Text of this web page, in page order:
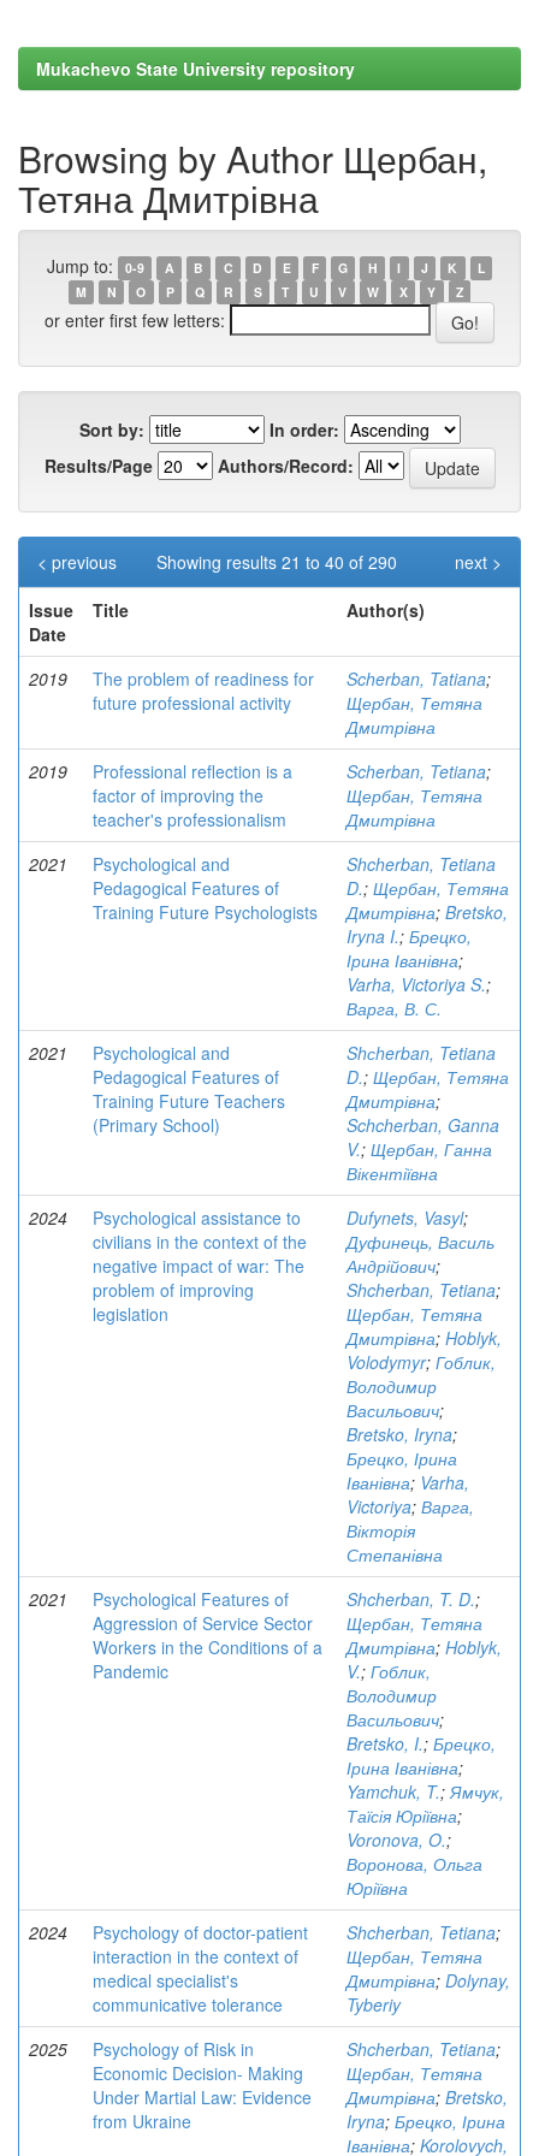
Mukachevo State University repository
Browsing by Author Щербан,
Тетяна Дмитрівна
Jump to: 0-9 A B C D E F G H I J K
L
M
N O P Q R S T U V W X Y Z
or enter first few letters:
Sort by:
In order:
Results/Page
Authors/Record:
Showing results 21 to 40 of 290
< previous
next >
Issue
Date
Title Author(s)
2019
The problem of readiness for
future professional activity
Scherban, Tatiana;
Щербан, Тетяна
Дмитрівна
2019
Professional reflection is a
factor of improving the
teacher's professionalism
Scherban, Tetiana;
Щербан, Тетяна
Дмитрівна
2021
Psychological and
Pedagogical Features of
Training Future Psychologists
Shcherban, Tetiana
D.; Щербан, Тетяна
Дмитрівна; Bretsko,
Iryna I.; Брецко,
Ірина Іванівна;
Varha, Victoriya S.;
Варга, В. С.
2021
Psychological and
Pedagogical Features of
Training Future Teachers
(Primary School)
Shсherban, Tetiana
D.; Щербан, Тетяна
Дмитрівна;
Schcherban, Ganna
V.; Щербан, Ганна
Вікентіївна
2024
Psychological assistance to
civilians in the context of the
negative impact of war: The
problem of improving
legislation
Dufynets, Vasyl;
Дуфинець, Василь
Андрійович;
Shcherban, Tetiana;
Щербан, Тетяна
Дмитрівна; Hoblyk,
Volodymyr; Гоблик,
Володимир
Васильович;
Bretsko, Iryna;
Брецко, Ірина
Іванівна; Varha,
Victoriya; Варга,
Вікторія
Степанівна
2021
Psychological Features of
Aggression of Service Sector
Workers in the Conditions of a
Pandemic
Shcherban, T. D.;
Щербан, Тетяна
Дмитрівна; Hoblyk,
V.; Гоблик,
Володимир
Васильович;
Bretsko, I.; Брецко,
Ірина Іванівна;
Yamchuk, T.;Ямчук,
Таїсія Юріївна;
Voronova, O.;
Воронова, Ольга
Юріївна
2024
Psychology of doctor-patient
interaction in the context of
medical specialist's
communicative tolerance
Shcherban, Tetiana;
Щербан, Тетяна
Дмитрівна; Dolynay,
Tyberiy
2025
Psychology of Risk in
Economic Decision- Making
Under Martial Law: Evidence
from Ukraine
Shcherban, Tetiana;
Щербан, Тетяна
Дмитрівна; Bretsko,
Iryna; Брецко, Ірина
Іванівна; Korolovych,